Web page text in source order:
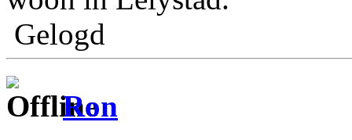
Gelogd
Ron